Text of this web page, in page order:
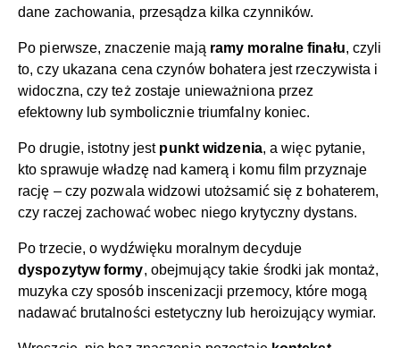
dane zachowania, przesądza kilka czynników.
Po pierwsze, znaczenie mają ramy moralne finału, czyli
to, czy ukazana cena czynów bohatera jest rzeczywista i
widoczna, czy też zostaje unieważniona przez
efektowny lub symbolicznie triumfalny koniec.
Po drugie, istotny jest punkt widzenia, a więc pytanie,
kto sprawuje władzę nad kamerą i komu film przyznaje
rację – czy pozwala widzowi utożsamić się z bohaterem,
czy raczej zachować wobec niego krytyczny dystans.
Po trzecie, o wydźwięku moralnym decyduje
dyspozytyw formy, obejmujący takie środki jak montaż,
muzyka czy sposób inscenizacji przemocy, które mogą
nadawać brutalności estetyczny lub heroizujący wymiar.